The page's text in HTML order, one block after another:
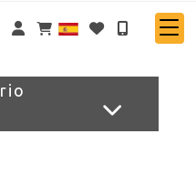
Identifícate